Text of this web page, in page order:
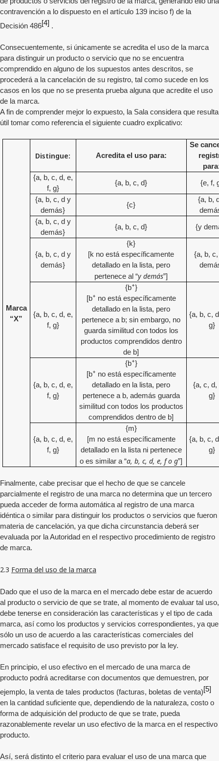
contravención a lo dispuesto en el artículo 139 inciso f) de la
Decisión 486[4] .
Consecuentemente, si únicamente se acredita el uso de la marca
para distinguir un producto o servicio que no se encuentra
comprendido en alguno de los supuestos antes descritos, se
procederá a la cancelación de su registro, tal como sucede en los
casos en los que no se presenta prueba alguna que acredite el uso
de la marca.
A fin de comprender mejor lo expuesto, la Sala considera que resulta
útil tomar como referencia el siguiente cuadro explicativo:
Marca
“X”
Distingue: Acredita el uso para:
Se
{a, b, c, d, e,
f, g}
{a, b, c, d} {e, f,
{a, b, c, d y
demás}
{c}
{a, b,
{a, b, c, d y
demás}
{a, b, c, d} {y
{a, b, c, d y
demás}
{k}
[k no está específicamente
detallado en la lista, pero
pertenece al “y demás”]
{a, b,
{a, b, c, d, e,
f, g}
{b+}
[b+ no está específicamente
detallado en la lista, pero
pertenece a b; sin embargo, no
guarda similitud con todos los
productos comprendidos dentro
de b]
{a, b, c,
g}
{a, b, c, d, e,
f, g}
{b+}
[b+ no está específicamente
detallado en la lista, pero
pertenece a b, además guarda
similitud con todos los productos
comprendidos dentro de b]
{a, c, d,
g}
{a, b, c, d, e,
f, g}
{m}
[m no está específicamente
detallado en la lista ni pertenece
o es similar a “a, b, c, d, e, f o g”]
{a, b, c,
g}
Finalmente, cabe precisar que el hecho de que se cancele
parcialmente el registro de una marca no determina que un tercero
pueda acceder de forma automática al registro de una marca
idéntica o similar para distinguir los productos o servicios que fueron
materia de cancelación, ya que dicha circunstancia deberá ser
evaluada por la Autoridad en el respectivo procedimiento de registro
de marca.
2.3 Forma del uso de la marca
Dado que el uso de la marca en el mercado debe estar de acuerdo
al producto o servicio de que se trate, al momento de evaluar tal uso,
debe tenerse en consideración las características y el tipo de cada
marca, así como los productos y servicios correspondientes, ya que
sólo un uso de acuerdo a las características comerciales del
mercado satisface el requisito de uso previsto por la ley.
En principio, el uso efectivo en el mercado de una marca de
producto podrá acreditarse con documentos que demuestren, por
ejemplo, la venta de tales productos (facturas, boletas de venta)[5]
en la cantidad suficiente que, dependiendo de la naturaleza, costo o
forma de adquisición del producto de que se trate, pueda
razonablemente revelar un uso efectivo de la marca en el respectivo
producto.
Así, será distinto el criterio para evaluar el uso de una marca que